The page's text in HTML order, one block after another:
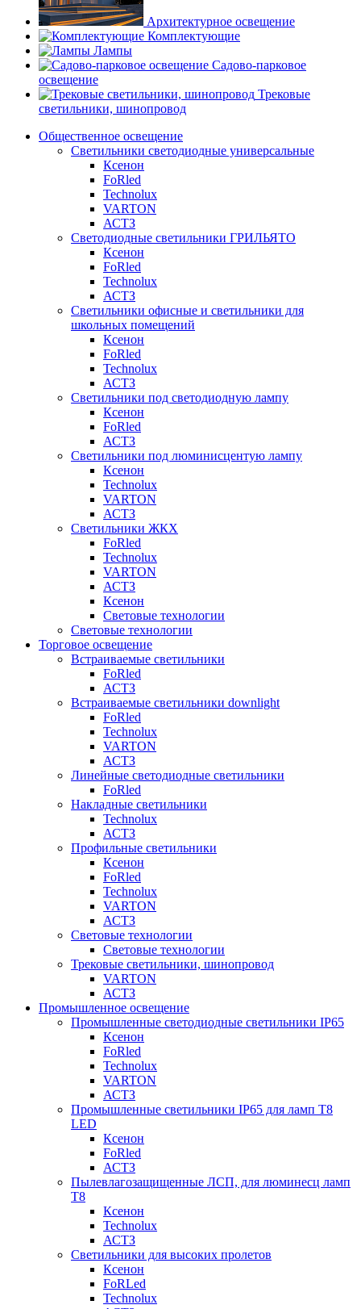
Архитектурное освещение
Комплектующие
Лампы
Садово-парковое
освещение
Трековые
светильники, шинопровод
Общественное освещение
Светильники светодиодные универсальные
Ксенон
FoRled
Technolux
VARTON
АСТЗ
Светодиодные светильники ГРИЛЬЯТО
Ксенон
FoRled
Technolux
АСТЗ
Светильники офисные и светильники для
школьных помещений
Ксенон
FoRled
Technolux
АСТЗ
Светильники под светодиодную лампу
Ксенон
FoRled
АСТЗ
Светильники под люминисцентую лампу
Ксенон
Technolux
VARTON
АСТЗ
Светильники ЖКХ
FoRled
Technolux
VARTON
АСТЗ
Ксенон
Световые технологии
Световые технологии
Торговое освещение
Встраиваемые светильники
FoRled
АСТЗ
Встраиваемые светильники downlight
FoRled
Technolux
VARTON
АСТЗ
Линейные светодиодные светильники
FoRled
Накладные светильники
Technolux
АСТЗ
Профильные светильники
Ксенон
FoRled
Technolux
VARTON
АСТЗ
Световые технологии
Световые технологии
Трековые светильники, шинопровод
VARTON
АСТЗ
Промышленное освещение
Промышленные светодиодные светильники IP65
Ксенон
FoRled
Technolux
VARTON
АСТЗ
Промышленные светильники IP65 для ламп Т8
LED
Ксенон
FoRled
АСТЗ
Пылевлагозащищенные ЛСП, для люминесц ламп
Т8
Ксенон
Technolux
АСТЗ
Светильники для высоких пролетов
Ксенон
FoRLed
Technolux